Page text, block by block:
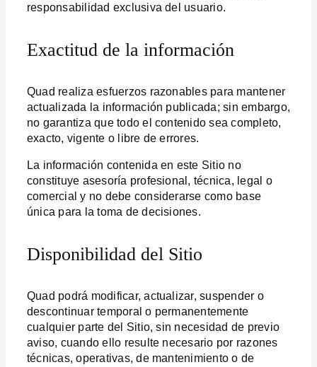
responsabilidad exclusiva del usuario.
Exactitud de la información
Quad realiza esfuerzos razonables para mantener
actualizada la información publicada; sin embargo,
no garantiza que todo el contenido sea completo,
exacto, vigente o libre de errores.
La información contenida en este Sitio no
constituye asesoría profesional, técnica, legal o
comercial y no debe considerarse como base
única para la toma de decisiones.
Disponibilidad del Sitio
Quad podrá modificar, actualizar, suspender o
descontinuar temporal o permanentemente
cualquier parte del Sitio, sin necesidad de previo
aviso, cuando ello resulte necesario por razones
técnicas, operativas, de mantenimiento o de